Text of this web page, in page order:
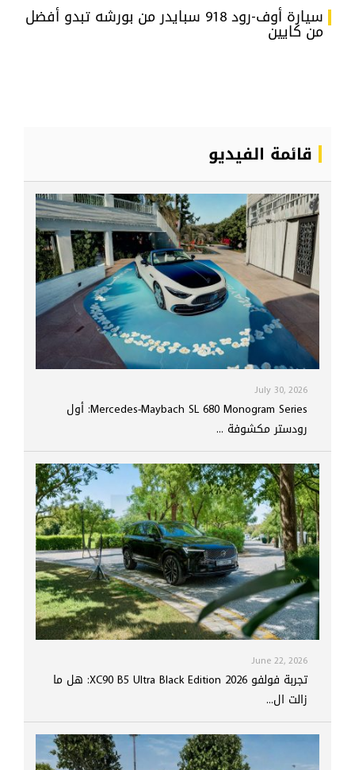
سيارة أوف-رود 918 سبايدر من بورشه تبدو أفضل
من كايين
قائمة الفيديو
July 30, 2026
Mercedes-Maybach SL 680 Monogram Series: أول
رودستر مكشوفة ...
June 22, 2026
تجربة فولفو XC90 B5 Ultra Black Edition 2026: هل ما
زالت ال...